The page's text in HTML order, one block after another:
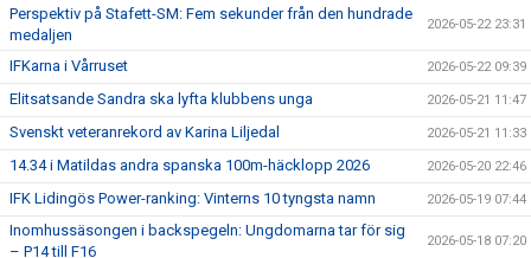
Perspektiv på Stafett-SM: Fem sekunder från den hundrade
medaljen
2026-05-22 23:31
IFKarna i Vårruset 2026-05-22 09:39
Elitsatsande Sandra ska lyfta klubbens unga 2026-05-21 11:47
Svenskt veteranrekord av Karina Liljedal 2026-05-21 11:33
14.34 i Matildas andra spanska 100m-häcklopp 2026 2026-05-20 22:46
IFK Lidingös Power-ranking: Vinterns 10 tyngsta namn 2026-05-19 07:44
Inomhussäsongen i backspegeln: Ungdomarna tar för sig
– P14 till F16
2026-05-18 07:20